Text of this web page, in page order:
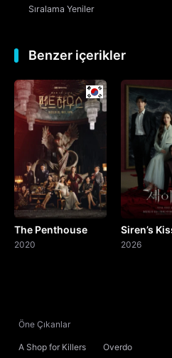
14. Bölüm
15. Bölüm
16. Bölüm
Sıralama Yeniler
Benzer içerikler
The Penthouse
2020
Siren’s
2026
Öne Çıkanlar
A Shop for Killers Overdo